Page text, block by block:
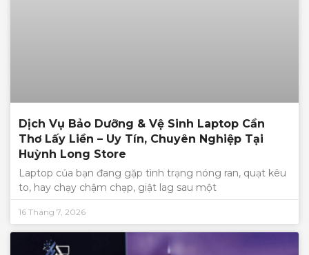
Dịch Vụ Bảo Dưỡng & Vệ Sinh Laptop Cần
Thơ Lấy Liền – Uy Tín, Chuyên Nghiệp Tại
Huỳnh Long Store
Laptop của bạn đang gặp tình trạng nóng ran, quạt kêu
to, hay chạy chậm chạp, giật lag sau một
16 Tháng 7, 2026